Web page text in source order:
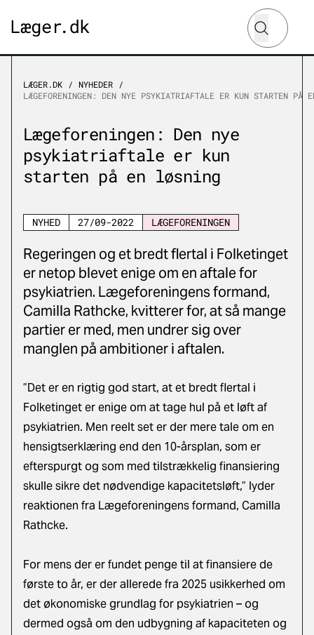
Hvad leder
Søg
LÆGER.DK
NYHEDER
LÆGEFORENINGEN: DEN NYE PSYKIATRIAFTALE ER KUN STARTEN PÅ
Lægeforeningen: Den nye
psykiatriaftale er kun
starten på en løsning
NYHED 27/09-2022 LÆGEFORENINGEN
Regeringen og et bredt flertal i Folketinget
er netop blevet enige om en aftale for
psykiatrien. Lægeforeningens formand,
Camilla Rathcke, kvitterer for, at så mange
partier er med, men undrer sig over
manglen på ambitioner i aftalen.
”Det er en rigtig god start, at et bredt flertal i
Folketinget er enige om at tage hul på et løft af
psykiatrien. Men reelt set er der mere tale om en
hensigtserklæring end den 10-årsplan, som er
efterspurgt og som med tilstrækkelig finansiering
skulle sikre det nødvendige kapacitetsløft,” lyder
reaktionen fra Lægeforeningens formand, Camilla
Rathcke.
For mens der er fundet penge til at finansiere de
første to år, er der allerede fra 2025 usikkerhed om
det økonomiske grundlag for psykiatrien – og
dermed også om den udbygning af kapaciteten og